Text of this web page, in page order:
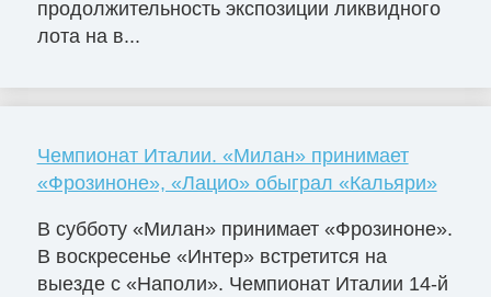
продолжительность экспозиции ликвидного
лота на в...
Чемпионат Италии. «Милан» принимает
«Фрозиноне», «Лацио» обыграл «Кальяри»
В субботу «Милан» принимает «Фрозиноне».
В воскресенье «Интер» встретится на
выезде с «Наполи». Чемпионат Италии 14-й